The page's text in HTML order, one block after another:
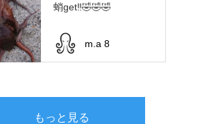
蛸get‼️🤣🤣🤣
m.a 8
もっと見る